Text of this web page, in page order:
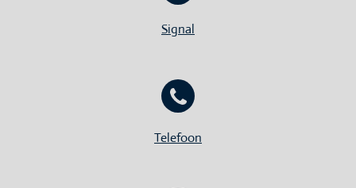
Signal
Telefoon